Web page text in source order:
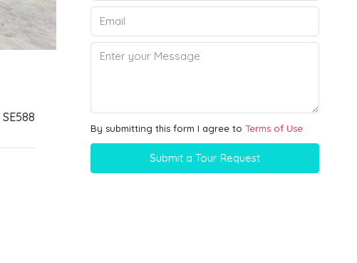
SE588
By submitting this form I agree to Terms of Use
Submit a Tour Request